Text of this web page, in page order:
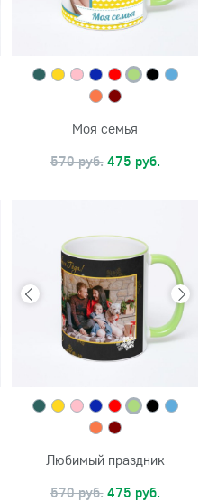
Моя семья
570 руб. 475 руб.
Любимый праздник
570 руб. 475 руб.